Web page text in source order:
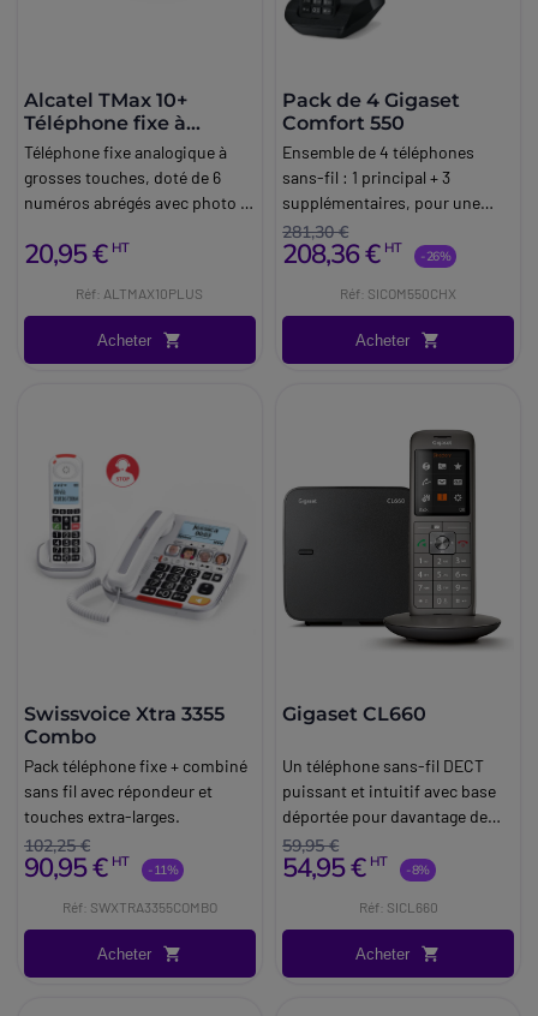
Alcatel TMax 10+
Téléphone fixe à
grosses touches
Téléphone fixe analogique à
grosses touches, doté de 6
numéros abrégés avec photo et
conçu pour une utilisation
réception ou pour un accueil
20,95 € HT
Réf: ALTMAX10PLUS
Acheter
Pack de 4 Gigaset
Comfort 550
Ensemble de 4 téléphones
sans-fil : 1 principal + 3
supplémentaires, pour une
utilisation au bureau.
281,30 €
208,36 € HT -26%
Réf: SICOM550CHX
Acheter
Swissvoice Xtra 3355
Combo
Pack téléphone fixe + combiné
sans fil avec répondeur et
touches extra-larges.
102,25 €
90,95 € HT -11%
Réf: SWXTRA3355COMBO
Acheter
Gigaset CL660
Un téléphone sans-fil DECT
puissant et intuitif avec base
déportée pour davantage de
mobilité.
59,95 €
54,95 € HT -8%
Réf: SICL660
Acheter